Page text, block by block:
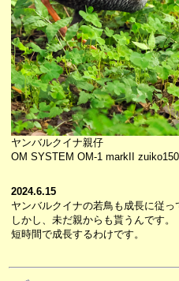
ヤンバルクイナ親仔
OM SYSTEM OM-1 markII
2024.6.15
ヤンバルクイナの若鳥も成長に従
しかし、未だ親からも貰うんです。
短時間で成長するわけです。